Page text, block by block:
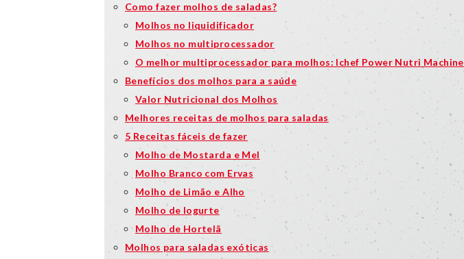
Como fazer molhos de saladas?
Molhos no liquidificador
Molhos no multiprocessador
O melhor multiprocessador para molhos: Ichef Power Nutri Machine
Benefícios dos molhos para a saúde
Valor Nutricional dos Molhos
Melhores receitas de molhos para saladas
5 Receitas fáceis de fazer
Molho de Mostarda e Mel
Molho Branco com Ervas
Molho de Limão e Alho
Molho de Iogurte
Molho de Hortelã
Molhos para saladas exóticas